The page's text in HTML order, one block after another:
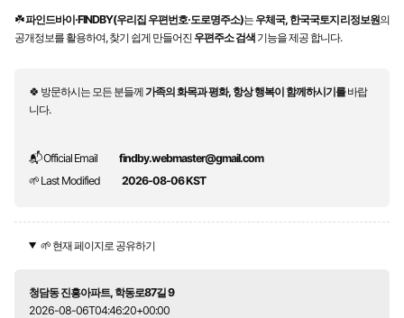
☘️파인드바이·FINDBY(우리집 우편번호·도로명주소)는 우체국, 한국국토지리정보원의
공개정보를 활용하여, 찾기 쉽게 만들어진 우편주소 검색 기능을 제공 합니다.
🍀 방문하시는 모든 분들께가족의 화목과 평화, 항상 행복이 함께하시기를바랍
니다.
📬 Official Email
findby.webmaster@gmail.com
🌱 Last Modified
2026-08-06 KST
🌱 현재 페이지로 공유하기
청담동 진흥아파트, 학동로87길 9
2026-08-06T04:46:20+00:00